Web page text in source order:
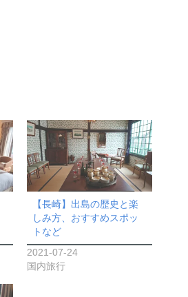
【長崎】出島の歴史と楽
しみ方、おすすめスポッ
トなど
2021-07-24
国内旅行